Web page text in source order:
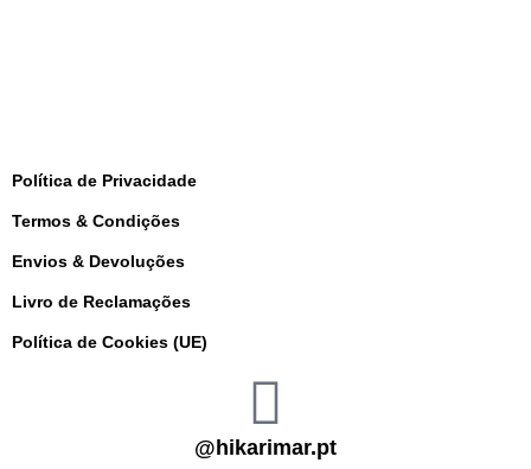
Política de Privacidade
Termos & Condições
Envios & Devoluções
Livro de Reclamações
Política de Cookies (UE)
@hikarimar.pt